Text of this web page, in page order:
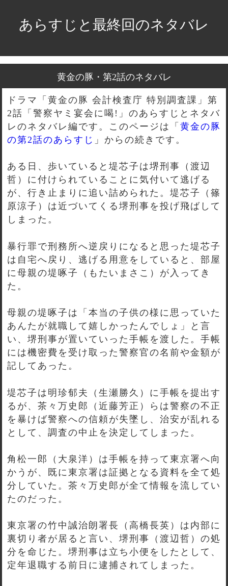
あらすじと最終回のネタバレ
黄金の豚・第2話のネタバレ
ドラマ「黄金の豚 会計検査庁 特別調査課」第
2話「警察ヤミ宴会に喝!」のあらすじとネタバ
レのネタバレ編です。このページは「 黄金の豚
の第2話のあらすじ 」からの続きです。
ある日、歩いていると堤芯子は堺刑事（渡辺
哲）に付けられていることに気付いて逃げる
が、行き止まりに追い詰められた。堤芯子（篠
原涼子）は近づいてくる堺刑事を投げ飛ばして
しまった。
暴行罪で刑務所へ逆戻りになると思った堤芯子
は自宅へ戻り、逃げる用意をしていると、部屋
に母親の堤啄子（もたいまさこ）が入ってき
た。
母親の堤啄子は「本当の子供の様に思っていた
あんたが就職して嬉しかったんでしょ」と言
い、堺刑事が置いていった手帳を渡した。手帳
には機密費を受け取った警察官の名前や金額が
記してあった。
堤芯子は明珍郁夫（生瀬勝久）に手帳を提出す
るが、茶々万史郎（近藤芳正）らは警察の不正
を暴けば警察への信頼が失墜し、治安が乱れる
として、調査の中止を決定してしまった。
角松一郎（大泉洋）は手帳を持って東京署へ向
かうが、既に東京署は証拠となる資料を全て処
分していた。茶々万史郎が全て情報を流してい
たのだった。
東京署の竹中誠治朗署長（高橋長英）は内部に
裏切り者が居ると言い、堺刑事（渡辺哲）の処
分を命じた。堺刑事は立ち小便をしたとして、
定年退職する前日に逮捕されてしまった。